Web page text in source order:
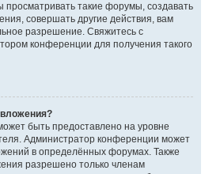
просматривать такие форумы, создавать
совершать другие действия, вам
разрешение. Свяжитесь с
конференции для получения такого
быть предоставлено на уровне
Администратор конференции может
в определённых форумах. Также
разрешено только членам